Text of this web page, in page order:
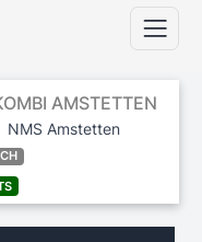
AMSTETTEN
NMS Amstetten